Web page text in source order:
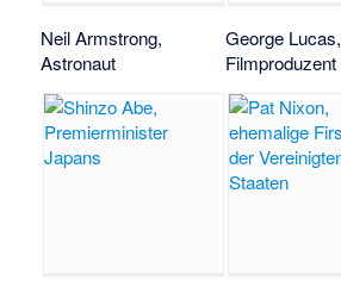
Neil Armstrong,
Astronaut
George Lucas,
Filmproduzent